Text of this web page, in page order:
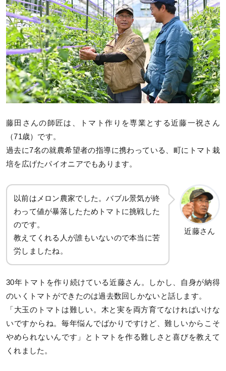
藤田さんの師匠は、トマト作りを専業とする近藤一祝さん
（71歳）です。
過去に7名の就農希望者の指導に携わっている、町にトマト栽
培を広げたパイオニアでもあります。
以前はメロン農家でした。バブル景気が終
わって値が暴落したためトマトに挑戦した
のです。
教えてくれる人が誰もいないので本当に苦
労しましたね。
近藤さん
30年トマトを作り続けている近藤さん。しかし、自身が納得
のいくトマトができたのは過去数回しかないと話します。
「大玉のトマトは難しい。木と実を両方育てなければいけな
いですからね。毎年悩んでばかりですけど、難しいからこそ
やめられないんです」とトマトを作る難しさと喜びを教えて
くれました。